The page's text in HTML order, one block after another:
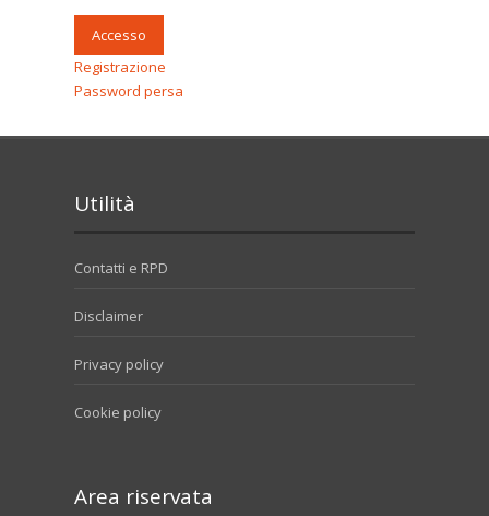
Accesso
Registrazione
Password persa
Utilità
Contatti e RPD
Disclaimer
Privacy policy
Cookie policy
Area riservata